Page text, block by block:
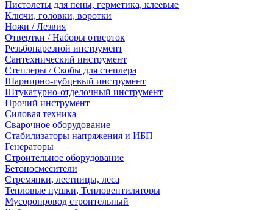
Пистолеты для пены, герметика, клеевые
Ключи, головки, воротки
Ножи / Лезвия
Отвертки / Наборы отверток
Резьбонарезной инструмент
Сантехнический инструмент
Степлеры / Скобы для степлера
Шарнирно-губцевый инструмент
Штукатурно-отделочный инструмент
Прочий инструмент
Силовая техника
Сварочное оборудование
Стабилизаторы напряжения и ИБП
Генераторы
Строительное оборудование
Бетоносмесители
Стремянки, лестницы, леса
Тепловые пушки, Тепловентиляторы
Мусоропровод строительный